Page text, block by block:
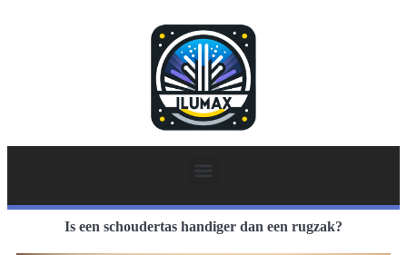
Is een schoudertas handiger dan een rugzak?